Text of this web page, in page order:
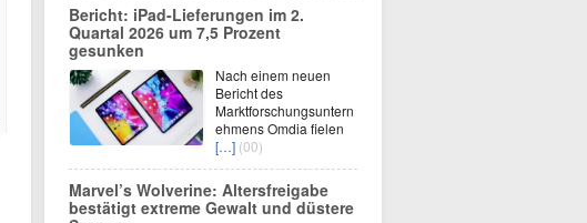
Bericht: iPad-Lieferungen im 2.
Quartal 2026 um 7,5 Prozent
gesunken
Nach einem neuen
Bericht des
Marktforschungsuntern
ehmens Omdia fielen
[…] (00)
Marvel’s Wolverine: Altersfreigabe
bestätigt extreme Gewalt und düstere